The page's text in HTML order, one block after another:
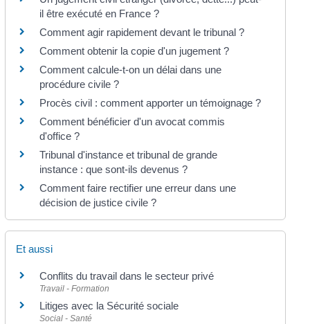
il être exécuté en France ?
Comment agir rapidement devant le tribunal ?
Comment obtenir la copie d'un jugement ?
Comment calcule-t-on un délai dans une
procédure civile ?
Procès civil : comment apporter un témoignage ?
Comment bénéficier d'un avocat commis
d'office ?
Tribunal d'instance et tribunal de grande
instance : que sont-ils devenus ?
Comment faire rectifier une erreur dans une
décision de justice civile ?
Et aussi
Conflits du travail dans le secteur privé
Travail - Formation
Litiges avec la Sécurité sociale
Social - Santé